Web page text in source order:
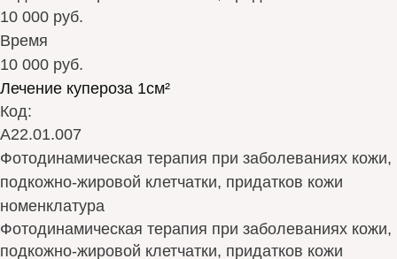
10 000 руб.
Время
10 000 руб.
Лечение купероза 1см²
Код:
А22.01.007
Фотодинамическая терапия при заболеваниях кожи,
подкожно-жировой клетчатки, придатков кожи
номенклатура
Фотодинамическая терапия при заболеваниях кожи,
подкожно-жировой клетчатки, придатков кожи